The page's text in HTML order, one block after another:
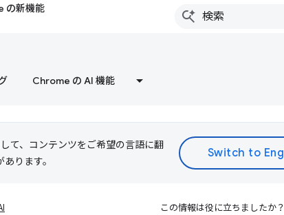
の新機能
Chrome の AI 機能
て、コンテンツをご希望の言語に翻
ります。
この情報は役に立ちましたか？